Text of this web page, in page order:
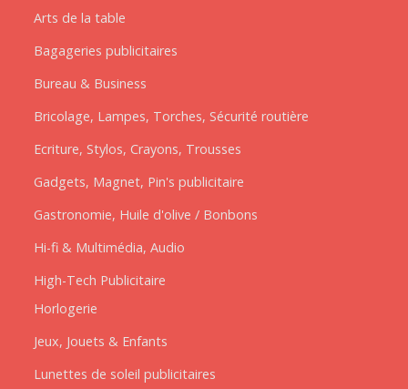
Arts de la table
Bagageries publicitaires
Bureau & Business
Bricolage, Lampes, Torches, Sécurité routière
Ecriture, Stylos, Crayons, Trousses
Gadgets, Magnet, Pin's publicitaire
Gastronomie, Huile d'olive / Bonbons
Hi-fi & Multimédia, Audio
High-Tech Publicitaire
Horlogerie
Jeux, Jouets & Enfants
Lunettes de soleil publicitaires